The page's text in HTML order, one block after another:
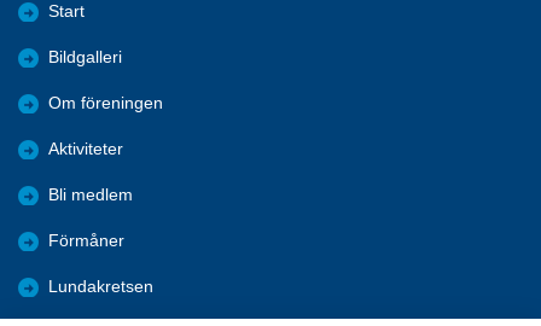
Start
Bildgalleri
Om föreningen
Aktiviteter
Bli medlem
Förmåner
Lundakretsen